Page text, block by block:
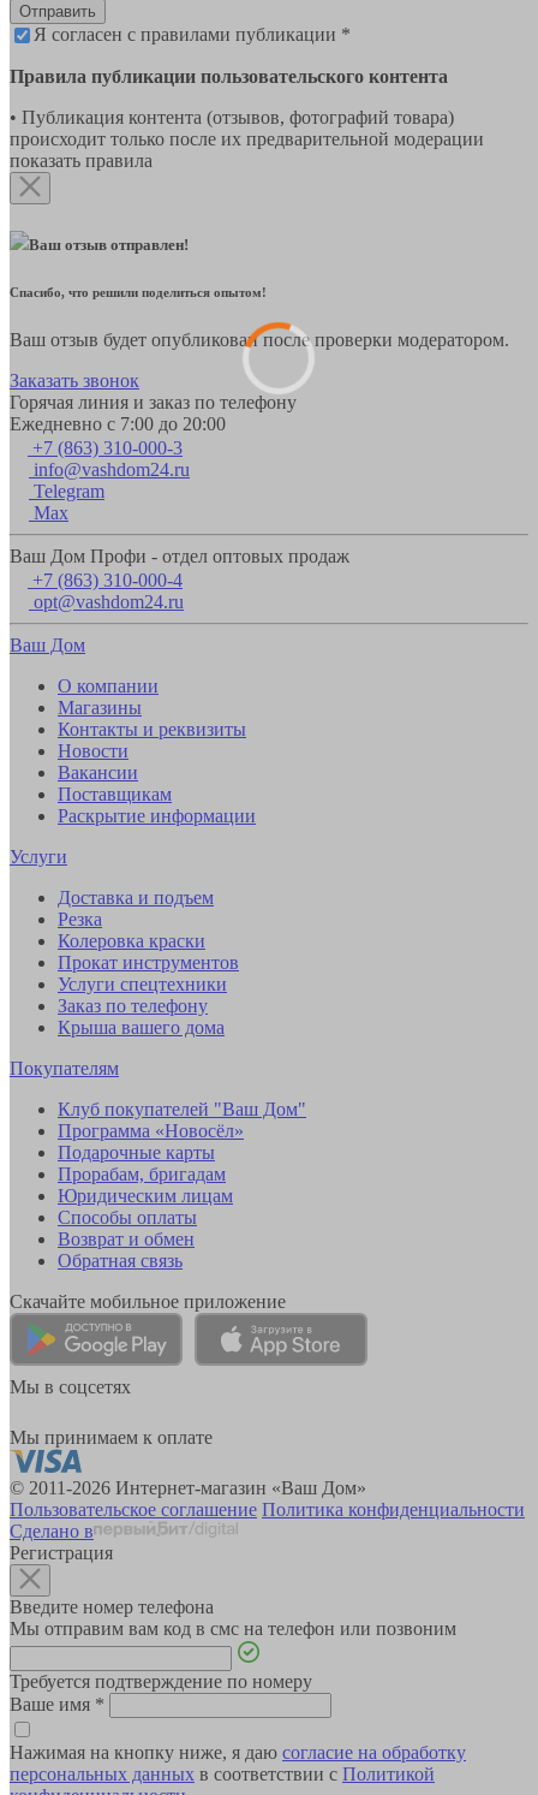
Отправить
Я согласен с правилами публикации *
Правила публикации пользовательского контента
• Публикация контента (отзывов, фотографий товара)
происходит только после их предварительной модерации
показать правила
Ваш отзыв отправлен!
Спасибо, что решили поделиться опытом!
Ваш отзыв будет опубликован после проверки модератором.
Заказать звонок
Горячая линия и заказ по телефону
Ежедневно с 7:00 до 20:00
+7 (863) 310-000-3
info@vashdom24.ru
Telegram
Max
Ваш Дом Профи - отдел оптовых продаж
+7 (863) 310-000-4
opt@vashdom24.ru
Ваш Дом
О компании
Магазины
Контакты и реквизиты
Новости
Вакансии
Поставщикам
Раскрытие информации
Услуги
Доставка и подъем
Резка
Колеровка краски
Прокат инструментов
Услуги спецтехники
Заказ по телефону
Крыша вашего дома
Покупателям
Клуб покупателей "Ваш Дом"
Программа «Новосёл»
Подарочные карты
Прорабам, бригадам
Юридическим лицам
Способы оплаты
Возврат и обмен
Обратная связь
Скачайте мобильное приложение
Мы в соцсетях
Мы принимаем к оплате
© 2011-2026 Интернет-магазин «Ваш Дом»
Пользовательское соглашение Политика конфиденциальности
Сделано в
Регистрация
Введите номер телефона
Мы отправим вам код в смс на телефон или позвоним
Требуется подтверждение по номеру
Ваше имя *
Нажимая на кнопку ниже, я даю согласие на обработку
персональных данных в соответствии с Политикой